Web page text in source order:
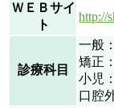
ＷＥＢサイ
ト
http://
診療科目
一般
矯正
小児
口腔